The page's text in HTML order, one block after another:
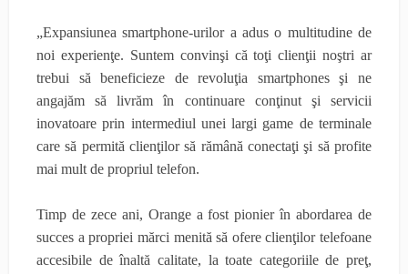
„Expansiunea smartphone-urilor a adus o multitudine de
noi experienţe. Suntem convinşi că toţi clienţii noştri ar
trebui să beneficieze de revoluţia smartphones şi ne
angajăm să livrăm în continuare conţinut şi servicii
inovatoare prin intermediul unei largi game de terminale
care să permită clienţilor să rămână conectaţi şi să profite
mai mult de propriul telefon.
Timp de zece ani, Orange a fost pionier în abordarea de
succes a propriei mărci menită să ofere clienţilor telefoane
accesibile de înaltă calitate, la toate categoriile de preţ,